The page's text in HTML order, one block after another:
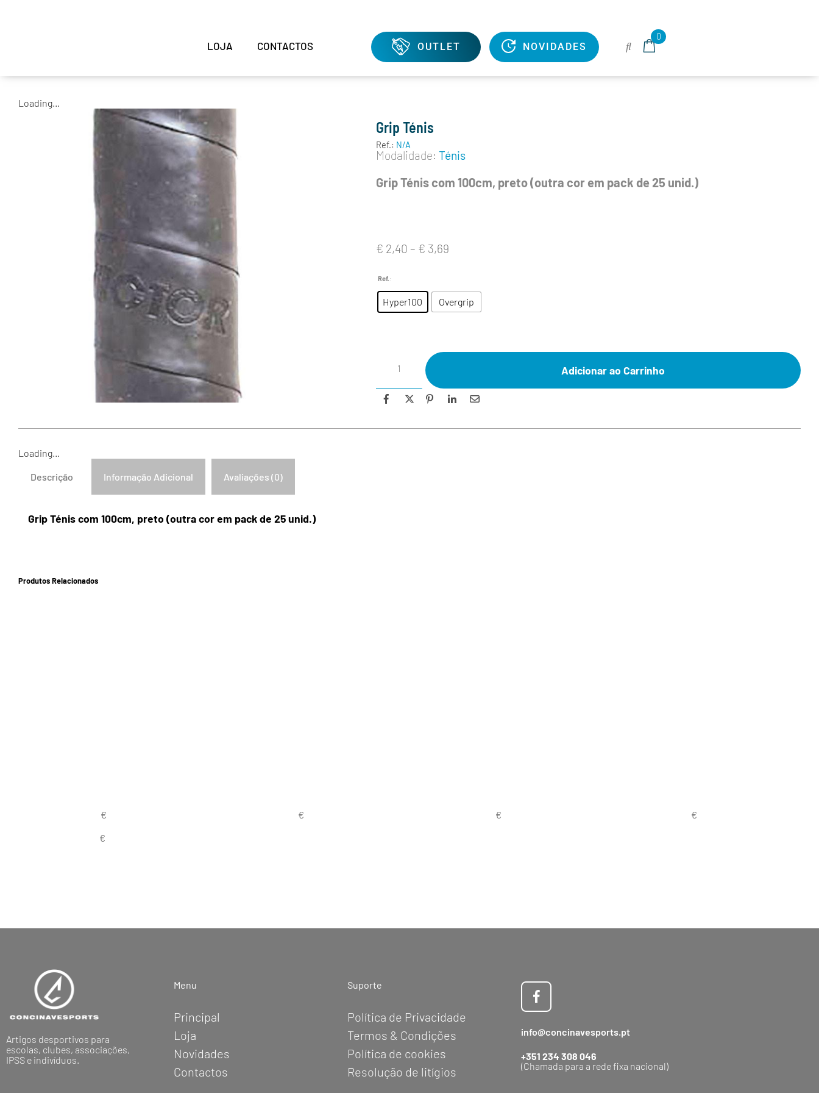
LOJA CONTACTOS OUTLET NOVIDADES
0
Loading...
Grip Ténis
Ref.: N/A
Modalidade: Ténis
Grip Ténis com 100cm, preto (outra cor em pack de 25 unid.)
€ 2,40 – € 3,69
Ref.:
Hyper100 Overgrip
Adicionar ao Carrinho
Loading...
Descrição Informação Adicional Avaliações (0)
Grip Ténis com 100cm, preto (outra cor em pack de 25 unid.)
Produtos Relacionados
Artigos desportivos para
escolas, clubes, associações,
IPSS e indivíduos.
Menu
Principal
Loja
Novidades
Contactos
Suporte
Política de Privacidade
Termos & Condições
Política de cookies
Resolução de litígios
info@concinavesports.pt
+351 234 308 046
(Chamada para a rede fixa nacional)